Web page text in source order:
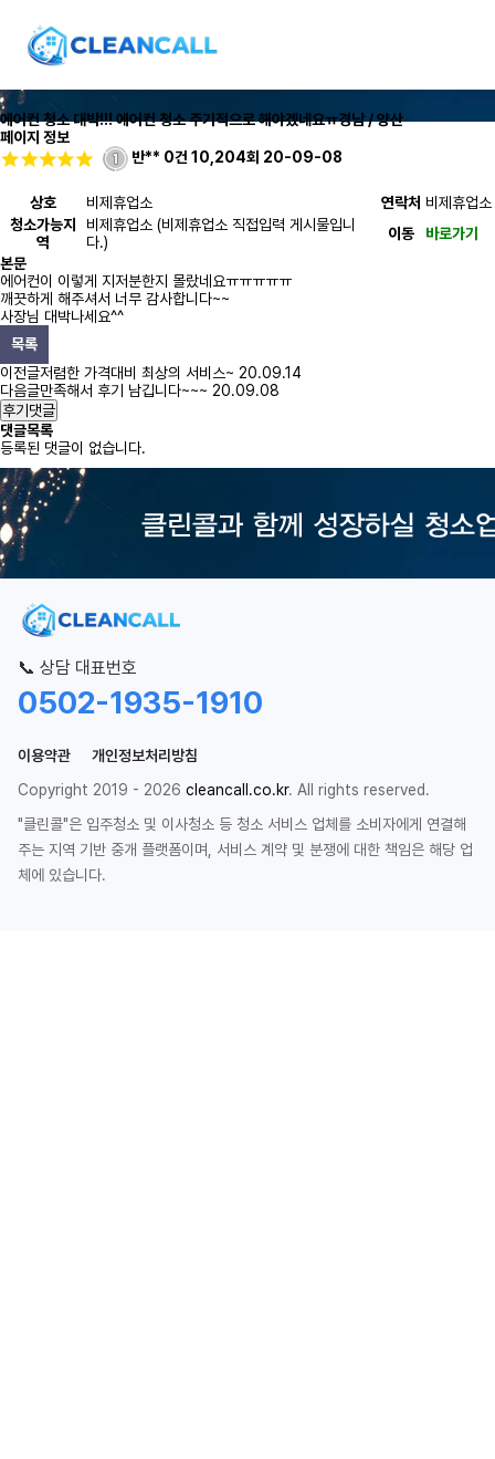
에어컨 청소 대박!!! 에어컨 청소 주기적으로 해야겠네요ㅠ경남 / 양산
페이지 정보
반** 0건 10,204회 20-09-08
상호 비제휴업소 연락처 비제휴업소
청소가능지
역
비제휴업소 (비제휴업소 직접입력 게시물입니
다.)
이동
바로가기
본문
에어컨이 이렇게 지저분한지 몰랐네요ㅠㅠㅠㅠㅠ
깨끗하게 해주셔서 너무 감사합니다~~
사장님 대박나세요^^
목록
이전글저렴한 가격대비 최상의 서비스~ 20.09.14
다음글만족해서 후기 남깁니다~~~ 20.09.08
후기댓글
댓글목록
등록된 댓글이 없습니다.
📞 상담 대표번호
0502-1935-1910
이용약관
개인정보처리방침
Copyright 2019 - 2026 cleancall.co.kr. All rights reserved.
"클린콜"은 입주청소 및 이사청소 등 청소 서비스 업체를 소비자에게 연결해
주는 지역 기반 중개 플랫폼이며, 서비스 계약 및 분쟁에 대한 책임은 해당 업
체에 있습니다.